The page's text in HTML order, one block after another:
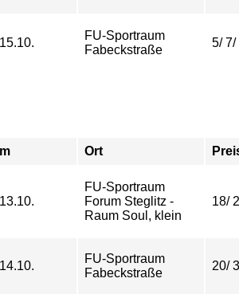
FU-Sportraum
Fabeckstraße
5/ 7/
Ort
FU-Sportraum
Forum Steglitz -
Raum Soul, klein
18/
FU-Sportraum
Fabeckstraße
20/